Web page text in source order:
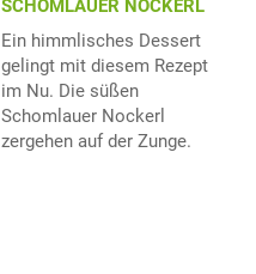
SCHOMLAUER NOCKERL
Ein himmlisches Dessert
gelingt mit diesem Rezept
im Nu. Die süßen
Schomlauer Nockerl
zergehen auf der Zunge.